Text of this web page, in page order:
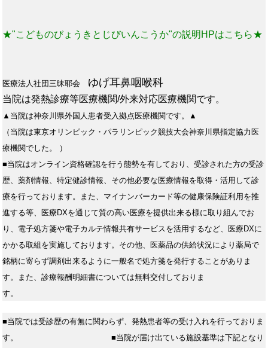
★"こどものびょうきとじびいんこうか"の説明HPはこちら★
医療法人社団三昧耶会 ゆげ耳鼻咽喉科
当院は発熱診療等医療機関/外来対応医療機関です。
▲当院は神奈川県外国人患者受入拠点医療機関です。▲
（当院は東京オリンピック・パラリンピック競技大会神奈川県指定協力医
療機関でした。 ）
■当院はオンライン資格確認を行う態勢を有しており、受診された方の受診
歴、薬剤情報、特定健診情報、その他必要な医療情報を取得・活用して診
療を行っております。また、マイナンバーカード等の健康保険証利用を推
進する等、医療DXを通じて質の高い医療を提供出来る様に取り組んでお
り、電子処方箋や電子カルテ情報共有サービスを活用するなど、医療DXに
かかる取組を実施しております。その他、医薬品の供給状況により薬局で
銘柄に寄らず調剤出来るように一般名で処方箋を発行することがありま
す。また、診療報酬明細書については無料交付しておりま
す。
■当院では受診歴の有無に関わらず、発熱患者等の受け入れを行っておりま
す。
■当院が届け出ている施設基準は下記となり